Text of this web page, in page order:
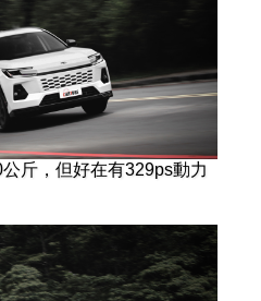
斤，但好在有329ps動力